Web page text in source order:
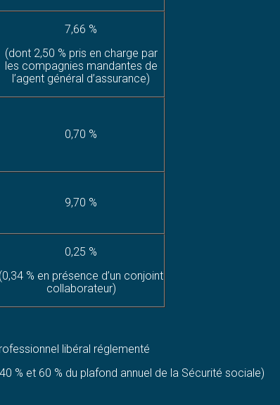
7,66 %
(dont 2,50 % pris en charge par
les compagnies mandantes de
l’agent général d’assurance)
0,70 %
9,70 %
0,25 %
(0,34 % en présence d’un conjoint
collaborateur)
libéral réglementé
% et 60 % du plafond annuel de la Sécurité sociale)